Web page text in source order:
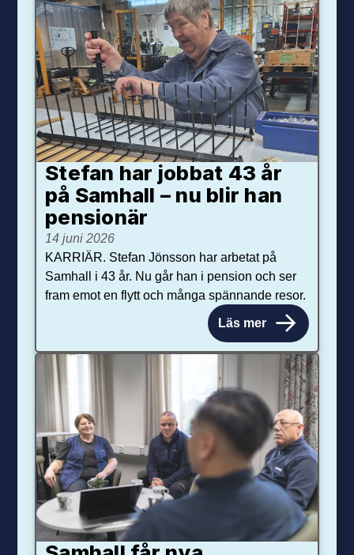
Stefan har jobbat 43 år
på Samhall – nu blir han
pensionär
14 juni 2026
KARRIÄR. Stefan Jönsson har arbetat på
Samhall i 43 år. Nu går han i pension och ser
fram emot en flytt och många spännande resor.
Läs mer